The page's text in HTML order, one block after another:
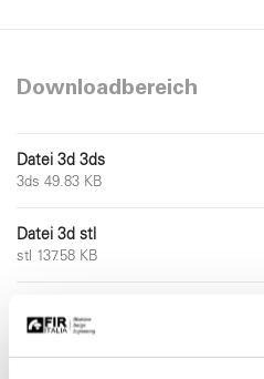
Downloadbereich
Datei 3d 3ds
3ds 49.83 KB
Datei 3d stl
stl 137.58 KB
dwg 144.72 KB